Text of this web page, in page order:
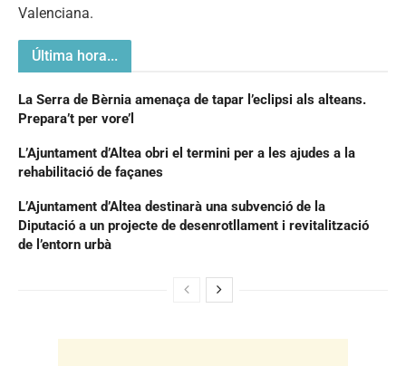
Valenciana.
Última hora...
La Serra de Bèrnia amenaça de tapar l’eclipsi als alteans.
Prepara’t per vore’l
L’Ajuntament d’Altea obri el termini per a les ajudes a la
rehabilitació de façanes
L’Ajuntament d’Altea destinarà una subvenció de la
Diputació a un projecte de desenrotllament i revitalització
de l’entorn urbà